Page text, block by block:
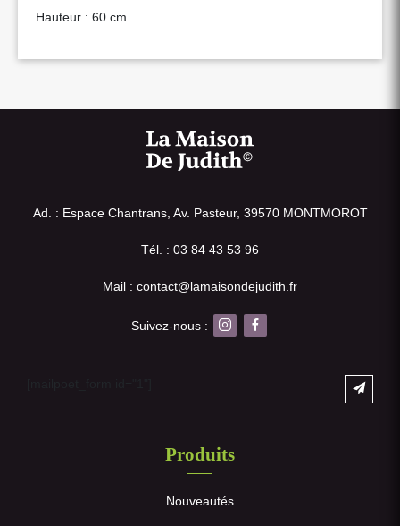
Hauteur : 60 cm
Ad. : Espace Chantrans, Av. Pasteur, 39570 MONTMOROT
Tél. : 03 84 43 53 96
Mail : contact@lamaisondejudith.fr
Suivez-nous :
Produits
Nouveautés